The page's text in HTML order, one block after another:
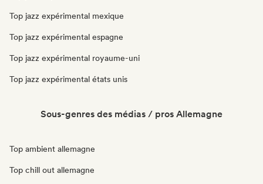
Top jazz expérimental mexique
Top jazz expérimental espagne
Top jazz expérimental royaume-uni
Top jazz expérimental états unis
Sous-genres des médias / pros Allemagne
Top ambient allemagne
Top chill out allemagne